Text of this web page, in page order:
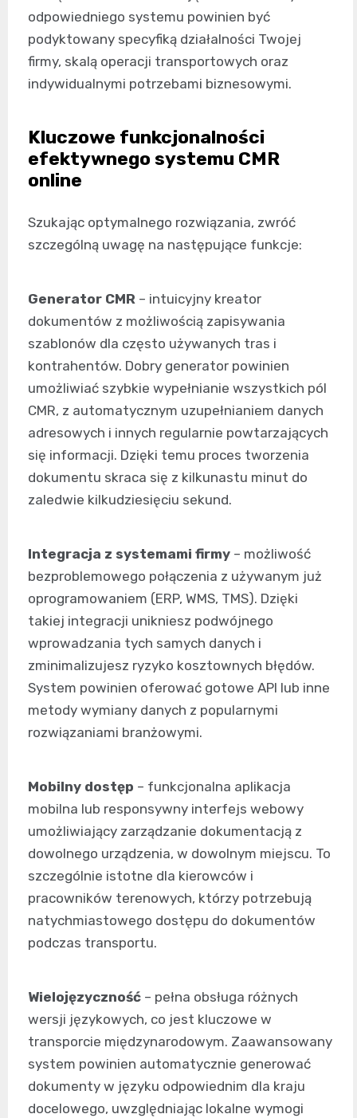
odpowiedniego systemu powinien być
podyktowany specyfiką działalności Twojej
firmy, skalą operacji transportowych oraz
indywidualnymi potrzebami biznesowymi.
Kluczowe funkcjonalności
efektywnego systemu CMR
online
Szukając optymalnego rozwiązania, zwróć
szczególną uwagę na następujące funkcje:
Generator CMR – intuicyjny kreator
dokumentów z możliwością zapisywania
szablonów dla często używanych tras i
kontrahentów. Dobry generator powinien
umożliwiać szybkie wypełnianie wszystkich pól
CMR, z automatycznym uzupełnianiem danych
adresowych i innych regularnie powtarzających
się informacji. Dzięki temu proces tworzenia
dokumentu skraca się z kilkunastu minut do
zaledwie kilkudziesięciu sekund.
Integracja z systemami firmy – możliwość
bezproblemowego połączenia z używanym już
oprogramowaniem (ERP, WMS, TMS). Dzięki
takiej integracji unikniesz podwójnego
wprowadzania tych samych danych i
zminimalizujesz ryzyko kosztownych błędów.
System powinien oferować gotowe API lub inne
metody wymiany danych z popularnymi
rozwiązaniami branżowymi.
Mobilny dostęp – funkcjonalna aplikacja
mobilna lub responsywny interfejs webowy
umożliwiający zarządzanie dokumentacją z
dowolnego urządzenia, w dowolnym miejscu. To
szczególnie istotne dla kierowców i
pracowników terenowych, którzy potrzebują
natychmiastowego dostępu do dokumentów
podczas transportu.
Wielojęzyczność – pełna obsługa różnych
wersji językowych, co jest kluczowe w
transporcie międzynarodowym. Zaawansowany
system powinien automatycznie generować
dokumenty w języku odpowiednim dla kraju
docelowego, uwzględniając lokalne wymogi